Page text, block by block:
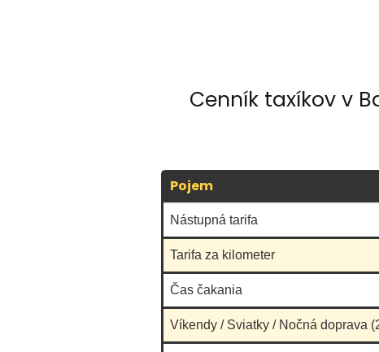
Cenník taxíkov v
Pojem
Nástupná tarifa
Tarifa za kilometer
Čas čakania
Víkendy / Sviatky / Nočná doprava